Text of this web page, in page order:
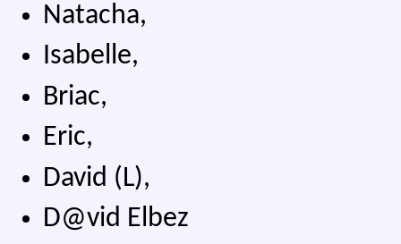
Natacha,
Isabelle,
Briac,
Eric,
David (L),
D@vid Elbez